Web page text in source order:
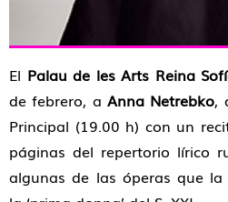
El Palau de les Arts Reina
de febrero, a Anna Netrebko,
Principal (19.00 h) con un
páginas del repertorio lírico
algunas de las óperas que